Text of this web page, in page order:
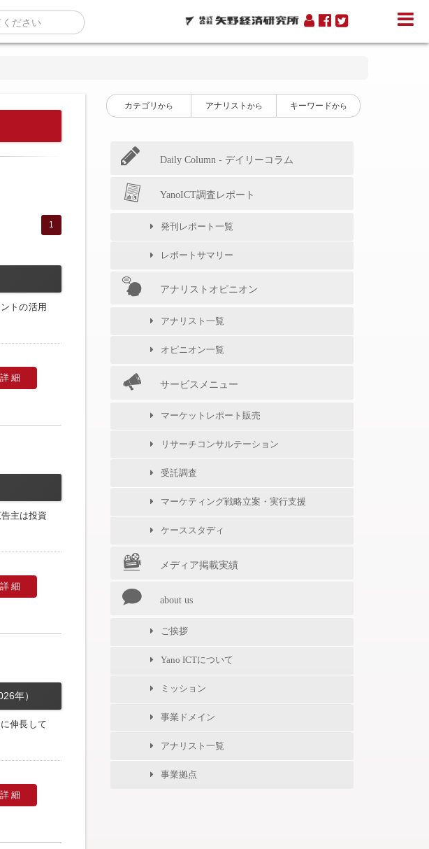
1
トの活用
詳細
主は投資
詳細
年）
伸長して
詳細
カテゴリ から アナリスト から キーワードから
Daily Column - デイリーコラム
YanoICT調査レポート
発刊レポート一覧
レポートサマリー
アナリストオピニオン
アナリスト一覧
オピニオン一覧
サービスメニュー
マーケットレポート販売
リサーチコンサルテーション
受託調査
マーケティング戦略立案・実行支援
ケーススタディ
メディア掲載実績
about us
ご挨拶
Yano ICTについて
ミッション
事業ドメイン
アナリスト一覧
事業拠点